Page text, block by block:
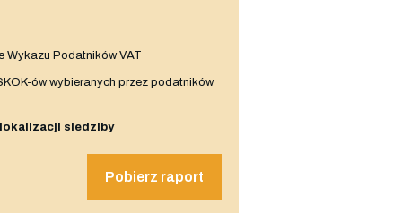
Wykazu Podatników VAT
ów wybieranych przez podatników
lokalizacji siedziby
Pobierz raport